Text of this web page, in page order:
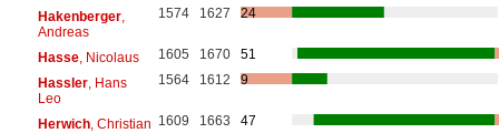
Hakenberger,
Andreas
1574 1627 24
Hasse, Nicolaus 1605 1670
51
Hassler, Hans
Leo
1564 1612 9
Herwich, Christian 1609 1663
47